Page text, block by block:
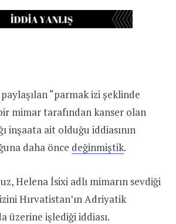
“parmak izi şeklinde
mimar tarafından kanser olan
inşaata ait olduğu iddiasının
daha önce değinmiştik.
Helena İsixi adlı mimarın sevdiği
Hırvatistan’ın Adriyatik
üzerine işlediği iddiası.